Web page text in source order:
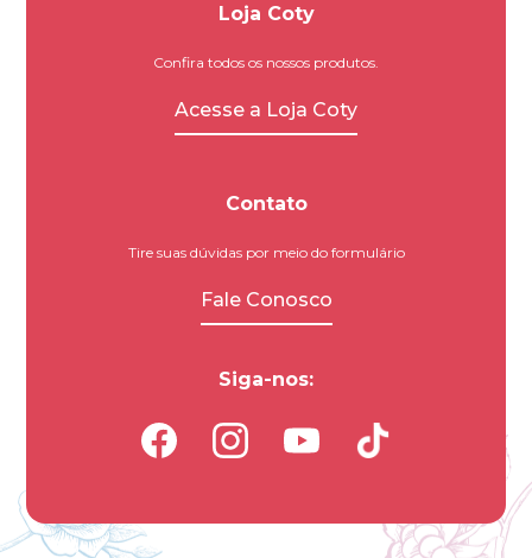
Loja Coty
Confira todos os nossos produtos.
Acesse a Loja Coty
Contato
Tire suas dúvidas por meio do formulário
Fale Conosco
Siga-nos:
Facebook InstagramYoutube Tiktok